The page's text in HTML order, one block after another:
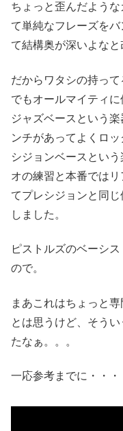
ちょっと歪んだよう
て単純なフレーズを
て結構奥が深いよなと
だからワタシの持っ
でもオールマイティ
ジャズベースという
ンチがあってよくロ
シジョンベースとい
オの練習と本番では
てプレシジョンと同
しました。
ピストルズのベーシ
ので。
まあこれはちょっと
とは思うけど、そう
たなぁ。。。
一応参考までに・・・